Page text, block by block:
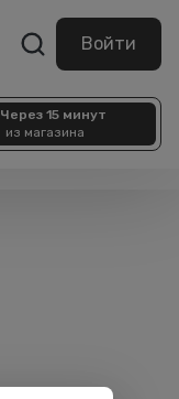
Войти
Через 15 минут
из магазина